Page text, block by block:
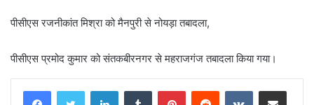
पीसीएस रजनीकांत मिश्रा को मैनपुरी से नोयड़ा तबादला,
पीसीएस प्रमोद कुमार को संतकबीरनगर से महराजगंज तबादला किया गया।
LinkedInTumblr PinterestReddit VKontakteShare via Email